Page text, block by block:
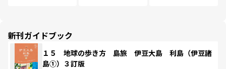
新刊ガイドブック
１５ 地球の歩き方 島旅 伊豆大島 利島（伊豆諸
島①）３訂版